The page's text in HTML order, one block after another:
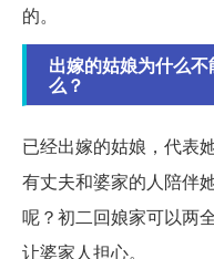
的。
出嫁的姑娘为什么
么？
已经出嫁的姑娘，代表
有丈夫和婆家的人陪伴
呢？初二回娘家可以两
让婆家人担心。